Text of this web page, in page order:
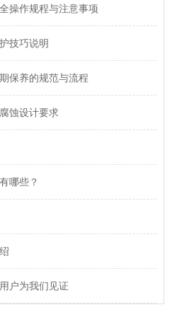
操作规程与注意事项
技巧说明
保养的规范与流程
蚀设计要求
哪些？
户为我们见证